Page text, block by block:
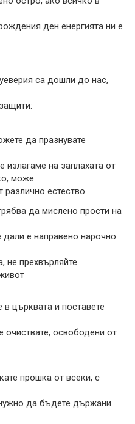
ден енергията ни е
са дошли до нас,
да празнувате
излагаме на заплахата от
може
различно естество.
да мислено прости на
е направено нарочно
не прехвърляйте
в църквата и поставете
очиствате, освободени от
прошка от всеки, с
да бъдете държани